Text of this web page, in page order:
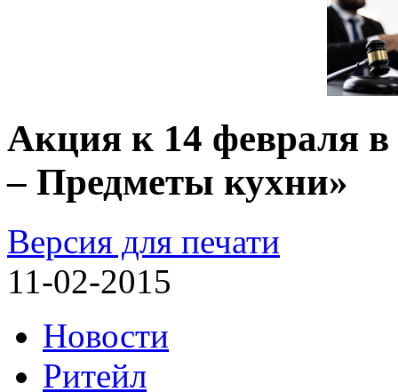
Акция к 14 февраля
– Предметы кухни»
Версия для печати
11-02-2015
Новости
Ритейл